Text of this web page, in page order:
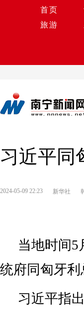
首页
旅游
习近平同
2024-05-09 22:23 新华社
当地时间5
统府同匈牙利
习近平指